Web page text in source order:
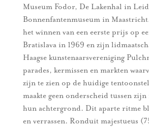
Museum Fodor, De Lakenhal in
Bonnenfantenmuseum in
het winnen van een eerste prijs op
Bratislava in 1969 en zijn
Haagse kunstenaarsvereniging
parades, kermissen en markten
zijn te zien op de huidige
maakte geen onderscheid tussen
hun achtergrond. Dit aparte ritme
en verrassen. Ronduit majestueus